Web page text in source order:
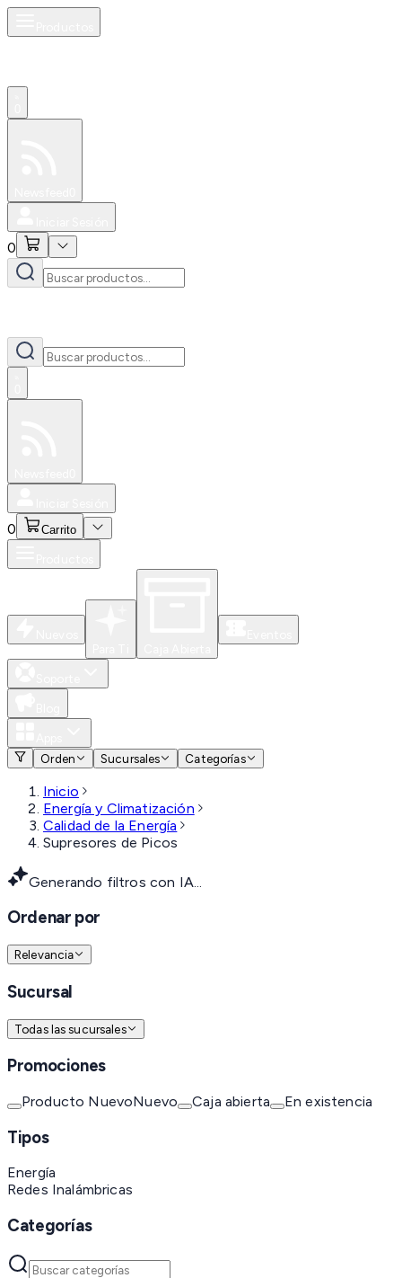
0
0 Carrito
Orden
Sucursales Categorías
Inicio
Energía y Climatización
Calidad de la Energía
Supresores de Picos
Generando filtros con IA...
Ordenar por
Relevancia
Sucursal
Todas las sucursales
Promociones
Producto NuevoNuevo Caja abierta En existencia
Tipos
Energía
Redes Inalámbricas
Categorías